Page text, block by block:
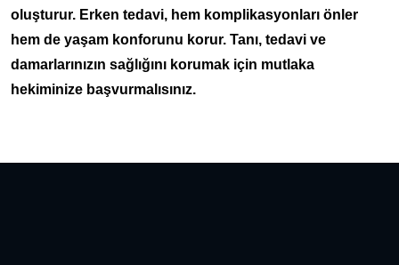
oluşturur. Erken tedavi, hem komplikasyonları önler
hem de yaşam konforunu korur. Tanı, tedavi ve
damarlarınızın sağlığını korumak için mutlaka
hekiminize başvurmalısınız.